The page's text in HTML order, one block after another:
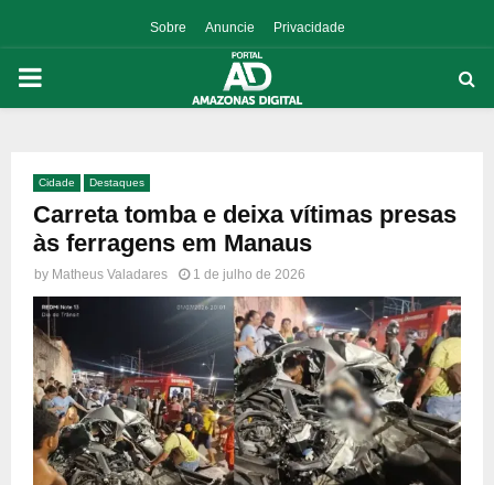
Sobre Anuncie Privacidade
PRIMARY
Cidade Destaques
Carreta tomba e deixa vítimas presas
às ferragens em Manaus
by Matheus Valadares 1 de julho de 2026